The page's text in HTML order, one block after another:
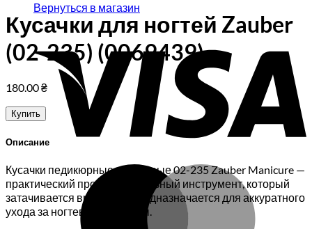
Вернуться в магазин
Кусачки для ногтей Zauber
(02-235) (0069439)
180.00₴
Купить
Описание
Кусачки педикюрные титановые 02-235 Zauber Manicure —
практический профессиональный инструмент, который
затачивается вручную и предназначается для аккуратного
ухода за ногтевой пластины.